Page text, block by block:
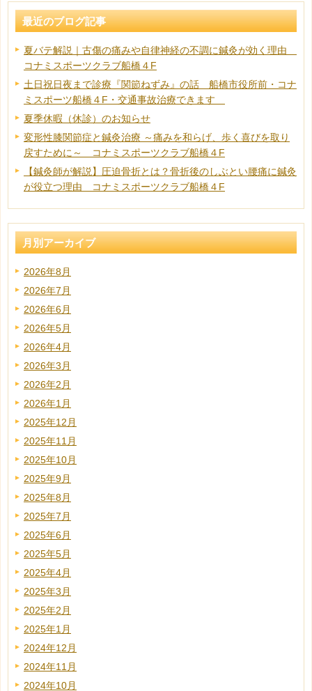
最近のブログ記事
夏バテ解説｜古傷の痛みや自律神経の不調に鍼灸が効く理由
コナミスポーツクラブ船橋４F
土日祝日夜まで診療『関節ねずみ』の話 船橋市役所前・コナ
ミスポーツ船橋４F・交通事故治療できます
夏季休暇（休診）のお知らせ
変形性膝関節症と鍼灸治療 ～痛みを和らげ、歩く喜びを取り
戻すために～ コナミスポーツクラブ船橋４F
【鍼灸師が解説】圧迫骨折とは？骨折後のしぶとい腰痛に鍼灸
が役立つ理由 コナミスポーツクラブ船橋４F
月別アーカイブ
2026年8月
2026年7月
2026年6月
2026年5月
2026年4月
2026年3月
2026年2月
2026年1月
2025年12月
2025年11月
2025年10月
2025年9月
2025年8月
2025年7月
2025年6月
2025年5月
2025年4月
2025年3月
2025年2月
2025年1月
2024年12月
2024年11月
2024年10月